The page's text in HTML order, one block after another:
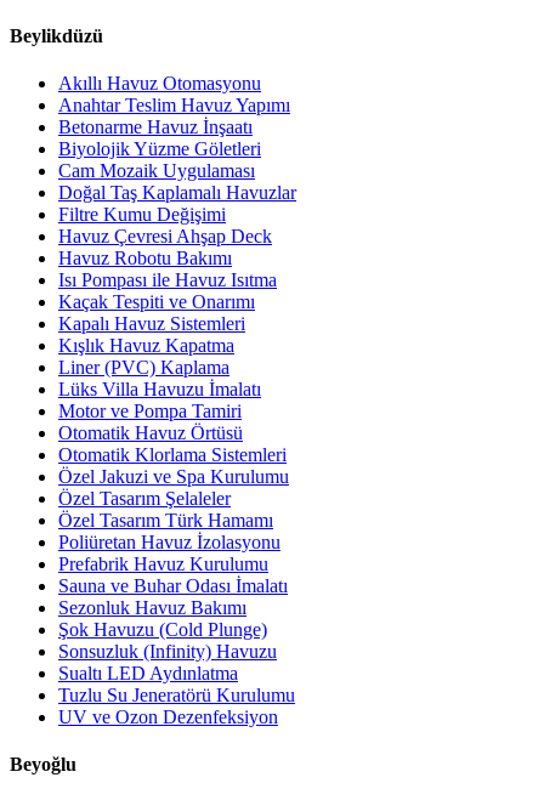
Beylikdüzü
Akıllı Havuz Otomasyonu
Anahtar Teslim Havuz Yapımı
Betonarme Havuz İnşaatı
Biyolojik Yüzme Göletleri
Cam Mozaik Uygulaması
Doğal Taş Kaplamalı Havuzlar
Filtre Kumu Değişimi
Havuz Çevresi Ahşap Deck
Havuz Robotu Bakımı
Isı Pompası ile Havuz Isıtma
Kaçak Tespiti ve Onarımı
Kapalı Havuz Sistemleri
Kışlık Havuz Kapatma
Liner (PVC) Kaplama
Lüks Villa Havuzu İmalatı
Motor ve Pompa Tamiri
Otomatik Havuz Örtüsü
Otomatik Klorlama Sistemleri
Özel Jakuzi ve Spa Kurulumu
Özel Tasarım Şelaleler
Özel Tasarım Türk Hamamı
Poliüretan Havuz İzolasyonu
Prefabrik Havuz Kurulumu
Sauna ve Buhar Odası İmalatı
Sezonluk Havuz Bakımı
Şok Havuzu (Cold Plunge)
Sonsuzluk (Infinity) Havuzu
Sualtı LED Aydınlatma
Tuzlu Su Jeneratörü Kurulumu
UV ve Ozon Dezenfeksiyon
Beyoğlu